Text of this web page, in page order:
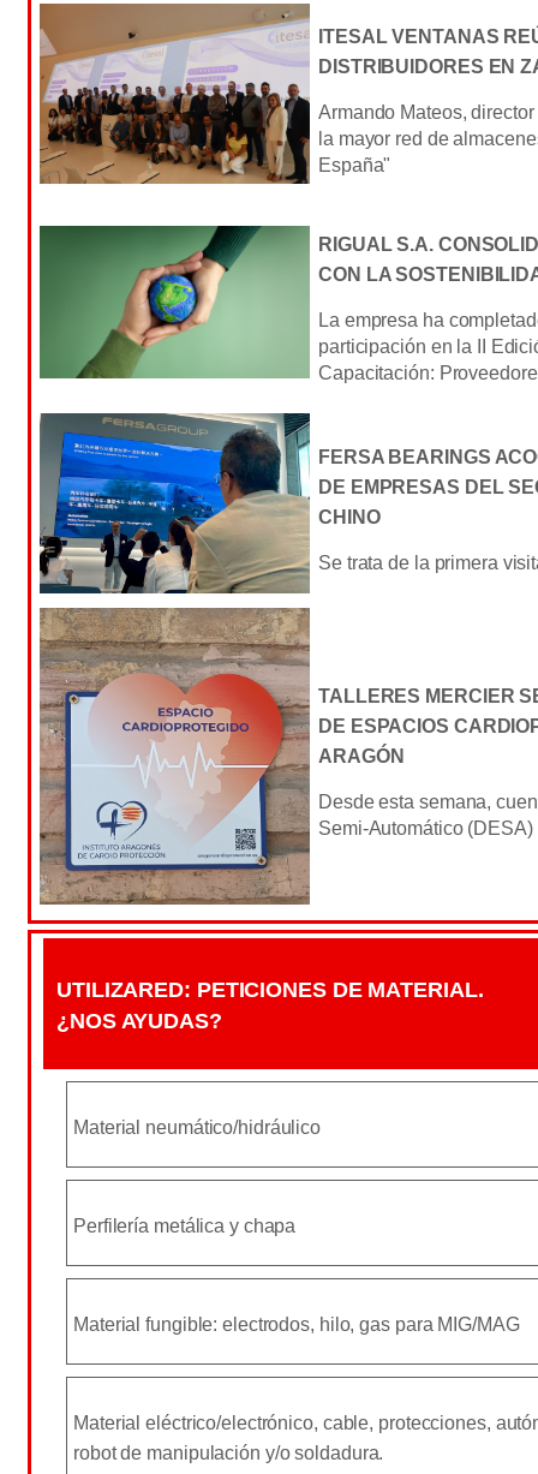
ITESAL VENTANAS
DISTRIBUIDORES EN
Armando Mateos,
la mayor red de
España"
RIGUAL S.A.
CON LA
La empresa ha
participación en la II
Capacitación:
FERSA BEARINGS
DE EMPRESAS DEL
CHINO
Se trata de la primera
TALLERES MERCIER
DE ESPACIOS
ARAGÓN
Desde esta semana,
Semi-Automático
UTILIZARED: PETICIONES DE MATERIAL.
¿NOS AYUDAS?
Material neumático/hidráulico
Perfilería metálica y chapa
Material fungible: electrodos, hilo, gas para MIG/MAG
Material eléctrico/electrónico, cable, protecciones,
robot de manipulación y/o soldadura.